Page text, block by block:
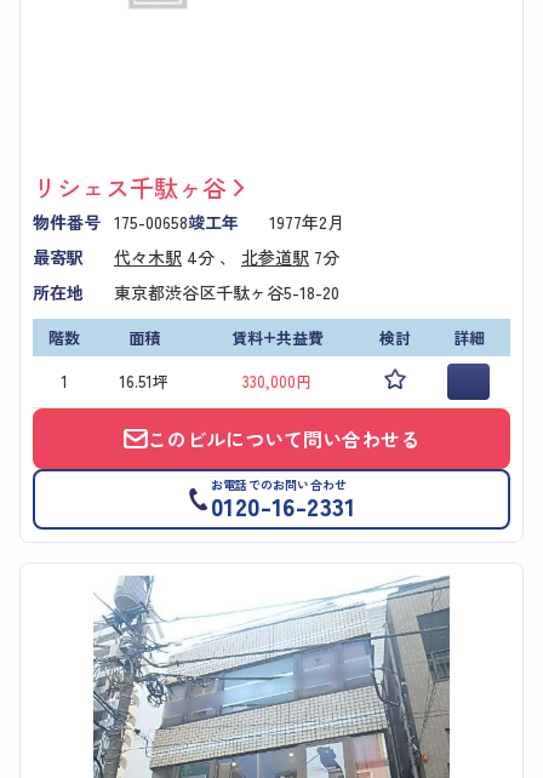
リシェス千駄ヶ谷
物件番号 175-00658竣工年
1977年2月
最寄駅
代々木駅 4分 、 北参道駅 7分
所在地
東京都渋谷区千駄ヶ谷5-18-20
階数 面積 賃料+共益費 検討
詳細
1
16.51坪 330,000円
このビルについて問い合わせる
お電話でのお問い合わせ
0120-16-2331